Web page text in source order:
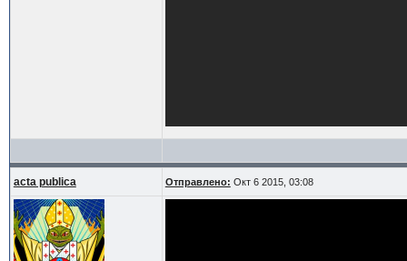
acta publica Отправлено: Окт 6 2015, 03:08